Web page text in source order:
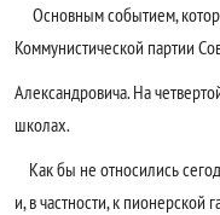
Основным событием,
Коммунистической партии
Александровича. На
школах.
Как бы не относились
и, в частности, к пионерской